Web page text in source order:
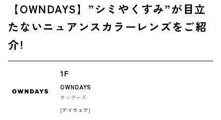
【OWNDAYS】”シミやくすみ”が目立
たないニュアンスカラーレンズをご紹
介!
1F
OWNDAYS
オンデーズ
[アイウェア]